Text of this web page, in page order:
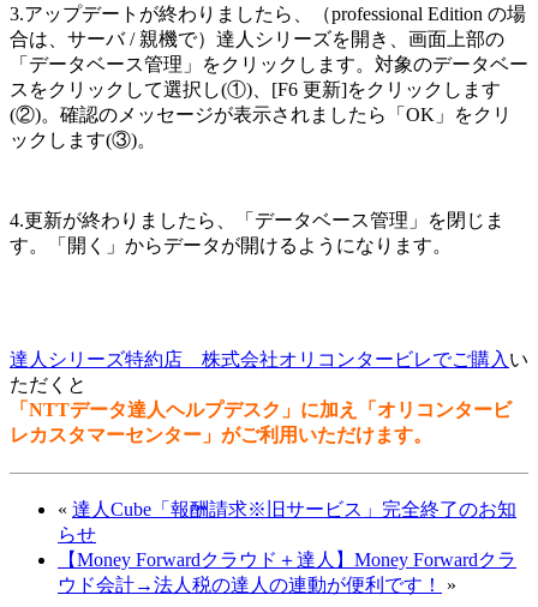
3.アップデートが終わりましたら、（professional Edition の場
合は、サーバ / 親機で）達人シリーズを開き、画面上部の
「データベース管理」をクリックします。対象のデータベー
スをクリックして選択し(①)、[F6 更新]をクリックします
(②)。確認のメッセージが表示されましたら「OK」をクリ
ックします(③)。
4.更新が終わりましたら、「データベース管理」を閉じま
す。「開く」からデータが開けるようになります。
達人シリーズ特約店 株式会社オリコンタービレでご購入 い
ただくと
「NTTデータ達人ヘルプデスク」に加え「オリコンタービ
レカスタマーセンター」がご利用いただけます。
« 達人Cube「報酬請求※旧サービス」完全終了のお知
らせ
【Money Forwardクラウド＋達人】Money Forwardクラ
ウド会計→法人税の達人の連動が便利です！
»